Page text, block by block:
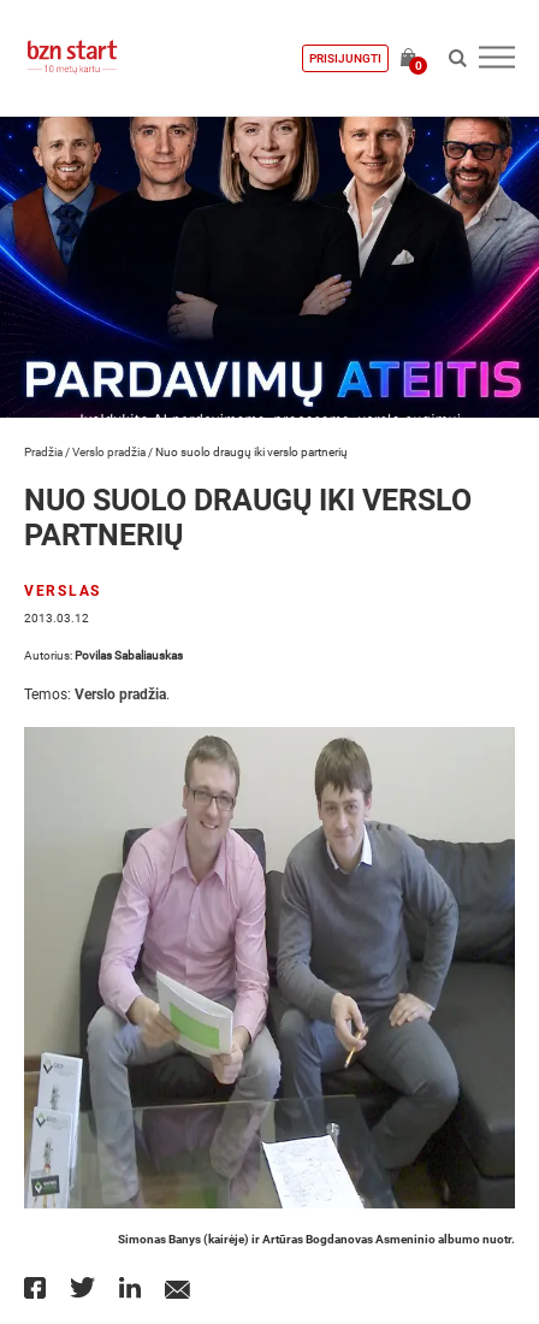
PRISIJUNGTI
0
Pradžia /Verslo pradžia /Nuo suolo draugų iki verslo partnerių
NUO SUOLO DRAUGŲ IKI VERSLO
PARTNERIŲ
VERSLAS
2013.03.12
Autorius: Povilas Sabaliauskas
Temos: Verslo pradžia.
Simonas Banys (kairėje) ir Artūras Bogdanovas Asmeninio albumo nuotr.